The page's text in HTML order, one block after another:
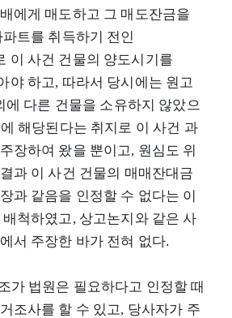
에게 매도하고 그 매도잔금을
트를 취득하기 전인
이 사건 건물의 양도시기를
야 하고, 따라서 당시에는 원고
에 다른 건물을 소유하지 않았으
해당된다는 취지로 이 사건 과
장하여 왔을 뿐이고, 원심도 위
과 이 사건 건물의 매매잔대금
과 같음을 인정할 수 없다는 이
척하였고, 상고논지와 같은 사
서 주장한 바가 전혀 없다.
가 법원은 필요하다고 인정할 때
조사를 할 수 있고, 당사자가 주